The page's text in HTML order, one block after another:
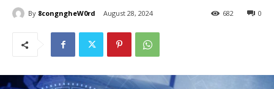
By 8congngheW0rd August 28, 2024 0
682